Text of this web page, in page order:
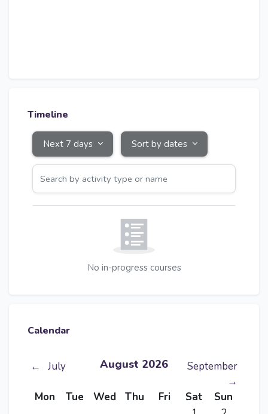
Timeline
Next 7 days Sort by dates
Search by activity type or name
No in-progress courses
Calendar
← July August 2026
September
→
Monday
Mon Tuesday
Tue Wednesday
Wed Thursday
Thu Friday
Fri Saturday
Sat Sunday
Sun